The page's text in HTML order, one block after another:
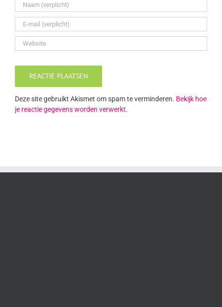
Deze site gebruikt Akismet om spam te verminderen. Bekijk hoe
je reactie gegevens worden verwerkt.